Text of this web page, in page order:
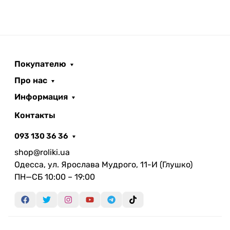
Покупателю
Про нас
Информация
Контакты
093 130 36 36
shop@roliki.ua
Одесса, ул. Ярослава Мудрого, 11-И (Глушко)
ПН—СБ 10:00 – 19:00